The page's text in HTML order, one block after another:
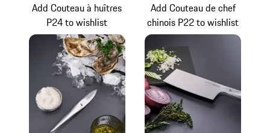
Add Couteau à huîtres
P24 to wishlist
Add Couteau de chef
chinois P22 to wishlist